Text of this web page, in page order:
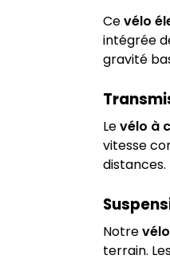
Cevélo
intégrée
gravité
Levélo à
vitesse
distances.
Notre
terrain.